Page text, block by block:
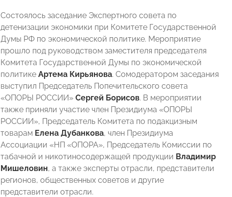
Состоялось заседание Экспертного совета по
детенизации экономики при Комитете Государственной
Думы РФ по экономической политике. Мероприятие
прошло под руководством заместителя председателя
Комитета Государственной Думы по экономической
политике Артема Кирьянова. Сомодератором заседания
выступил Председатель Попечительского совета
«ОПОРЫ РОССИИ» Сергей Борисов. В мероприятии
также приняли участие член Президиума «ОПОРЫ
РОССИИ», Председатель Комитета по подакцизным
товарам Елена Дубанкова, член Президиума
Ассоциации «НП «ОПОРА», Председатель Комиссии по
табачной и никотиносодержащей продукции Владимир
Мишеловин, а также эксперты отрасли, представители
регионов, общественных советов и другие
представители отрасли.